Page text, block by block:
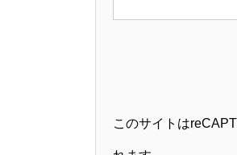
このサイトは